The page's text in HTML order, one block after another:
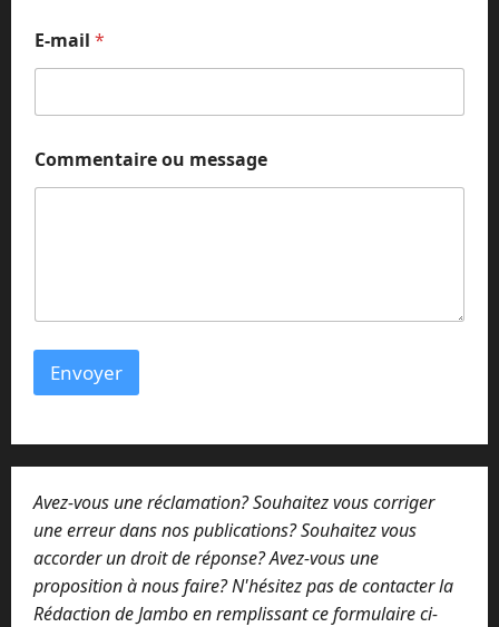
E-mail *
Commentaire ou message
Envoyer
Avez-vous une réclamation? Souhaitez vous corriger
une erreur dans nos publications? Souhaitez vous
accorder un droit de réponse? Avez-vous une
proposition à nous faire? N'hésitez pas de contacter la
Rédaction de Jambo en remplissant ce formulaire ci-